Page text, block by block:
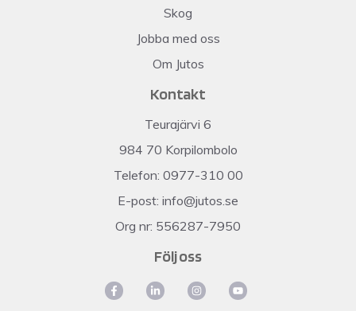
Kontakt
Teurajärvi 6
984 70 Korpilombolo
Telefon: 0977-310 00
E-post: info@jutos.se
Org nr: 556287-7950
Följ oss
Skog
Jobba med oss
Om Jutos